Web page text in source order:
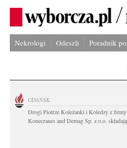
Nekrologi Odeszli Poradnik
GDAŃSK
Drogi Piotrze Koleżanki i Koledzy z firmy
Konecranes and Demag Sp. z o.o.